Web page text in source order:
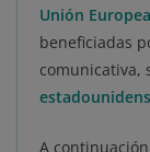
Unión Europea
beneficiadas
comunicativa,
A